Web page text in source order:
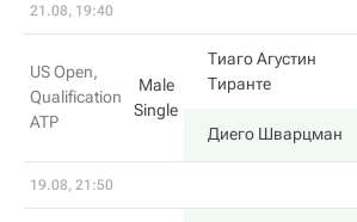
21.08, 19:40
US Open,
Qualification
ATP
Male
Single
Тиаго Агустин
Тиранте
Диего Шварцман
19.08, 21:50